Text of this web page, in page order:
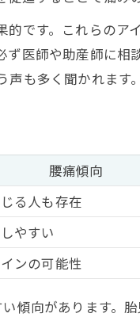
痛時におすすめのセ
娠中にできる腰痛緩和
が強い時の安静と
です。これらの
医師や助産師に
も多く聞かれます。
腰痛傾向
る人も存在
やすい
ンの可能性
傾向があります。